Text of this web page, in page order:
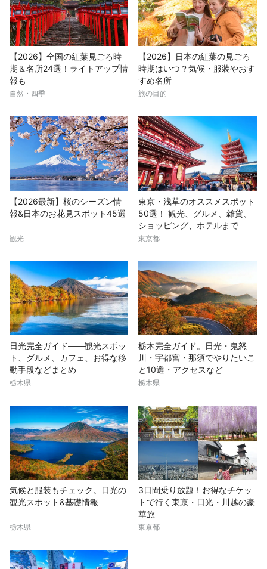
【2026】全国の紅葉見ごろ時
期＆名所24選！ライトアップ情
報も
自然・四季
【2026】日本の紅葉の見ごろ
時期はいつ？気候・服装やおす
すめ名所
旅の目的
【2026最新】桜のシーズン情
報&日本のお花見スポット45選
観光
東京・浅草のオススメスポット
50選！ 観光、グルメ、雑貨、
ショッピング、ホテルまで
東京都
日光完全ガイド——観光スポッ
ト、グルメ、カフェ、お得な移
動手段などまとめ
栃木県
栃木完全ガイド。日光・鬼怒
川・宇都宮・那須でやりたいこ
と10選・アクセスなど
栃木県
気候と服装もチェック。日光の
観光スポット&基礎情報
栃木県
3日間乗り放題！お得なチケッ
トで行く東京・日光・川越の豪
華旅
東京都